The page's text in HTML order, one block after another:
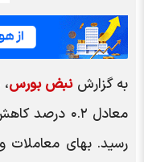
به گزارشنبض بورس